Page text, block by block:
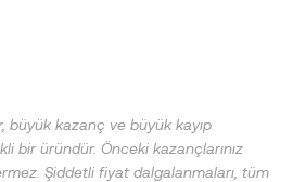
büyük kazanç ve büyük kayıp
bir üründür. Önceki kazançlarınız
Şiddetli fiyat dalgalanmaları, tüm